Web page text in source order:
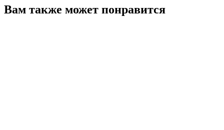
Вам также может понравится